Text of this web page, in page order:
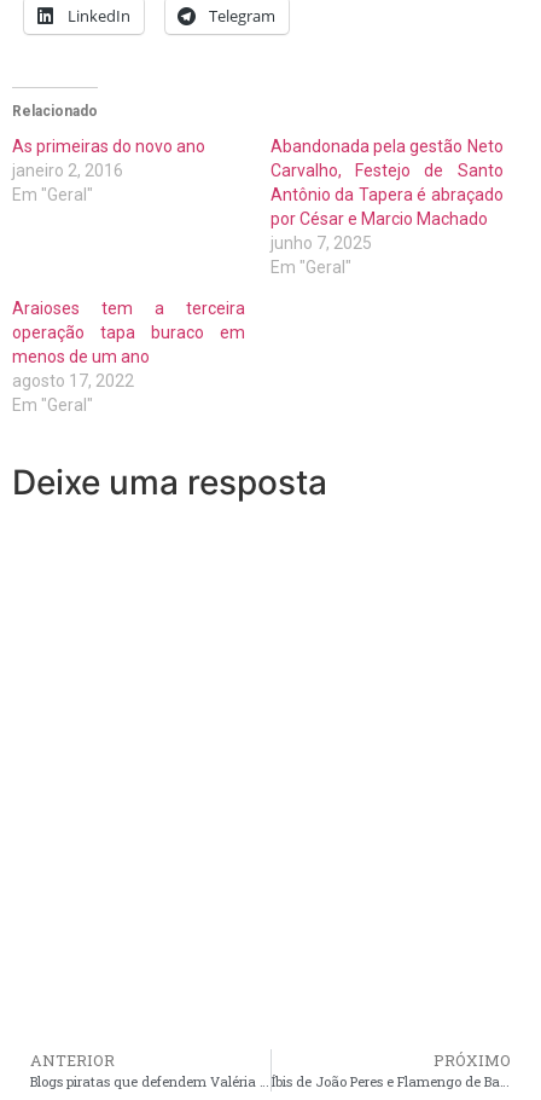
LinkedIn Telegram
Relacionado
As primeiras do novo ano
janeiro 2, 2016
Em "Geral"
Abandonada pela gestão Neto
Carvalho, Festejo de Santo
Antônio da Tapera é abraçado
por César e Marcio Machado
junho 7, 2025
Em "Geral"
Araioses tem a terceira
operação tapa buraco em
menos de um ano
agosto 17, 2022
Em "Geral"
Deixe uma resposta
ANTERIOR
Blogs piratas que defendem Valéria do Manin voltam a atacar a cidadãos araiosenses
PRÓXIMO
Íbis de João Peres e Flamengo de Barreirinha são os grandes campeões no início do calendário esportivo de Araioses